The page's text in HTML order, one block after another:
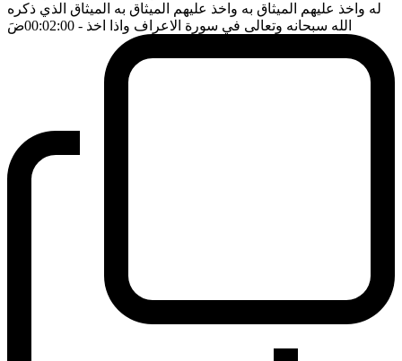
له واخذ عليهم الميثاق به واخذ عليهم الميثاق به الميثاق الذي ذكره
الله سبحانه وتعالى في سورة الاعراف واذا اخذ - 00:02:00 ضَ